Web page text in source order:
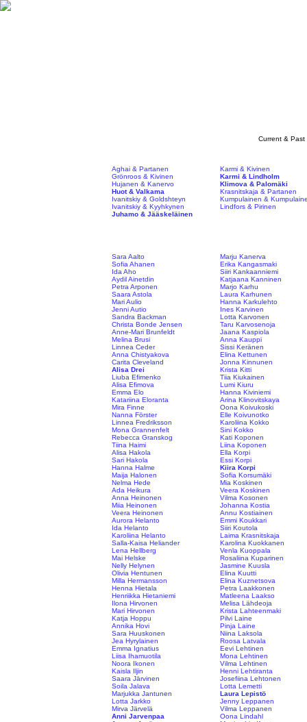
Current &
Aghai & Partanen
Grönroos & Kivinen
Hujanen & Kanervo
Huot & Valkama
Ivanitskiy & Goldshteyn
Ivanitskiy & Kyyhkynen
Juhamo & Jääskeläinen
Karmi & Kivinen
Karmi & Lindholm
Klimova & Palomäki
Krasnitskaja & Partanen
Kumpulainen &
Lindfors & Pirinen
Sara Aalto
Sofia Ahanen
Ida Aho
Aydil Ainetdin
Petra Arponen
Saara Astola
Mari Aulio
Jenni Autio
Sandra Backman
Christa Bonde Jensen
Anne-Mari Brunfeldt
Melina Brusi
Linnea Ceder
Anna Chistyakova
Carita Cleveland
Alisa Drei
Liuba Efimenko
Alisa Efimova
Emma Elo
Katariina Eloranta
Mira Finne
Nanna Förster
Linnea Fredriksson
Mona Grannenfelt
Rebecca Granskog
Tiina Haimi
Alisa Hakola
Sari Hakola
Hanna Halme
Maija Halonen
Nelma Hede
Ada Heikura
Anna Heinonen
Miia Heinonen
Veera Heinonen
Aurora Helanto
Ida Helanto
Karoliina Helanto
Salla-Kaisa Heliander
Lena Hellberg
Mai Helske
Nelly Helynen
Olivia Hentunen
Milla Hermansson
Henna Hietala
Henriikka Hietaniemi
Ilona Hirvonen
Mari Hirvonen
Katja Hoppu
Annika Hovi
Sara Huuskonen
Jea Hyrylainen
Emma Ignatius
Liisa Ihamuotila
Noora Ikonen
Kaisla Iljin
Saara Järvinen
Soila Jalava
Marjukka Jantunen
Lotta Jarkko
Mirva Järvelä
Anni Jarvenpaa
Marju Kanerva
Erika Kangasmaki
Siiri Kankaanniemi
Katjaana Kanninen
Marjo Karhu
Laura Karhunen
Hanna Karkulehto
Ines Karvinen
Lotta Karvonen
Taru Karvosenoja
Jaana Kaspiola
Anna Kauppi
Sissi Keränen
Elina Kettunen
Jonna Kinnunen
Krista Kitti
Tiia Kiukainen
Lumi Kiuru
Hanna Kiviniemi
Arina Klinovitskaya
Oona Koivukoski
Elle Koivunotko
Karoliina Kokko
Sini Kokko
Kati Koponen
Liina Koponen
Ella Korpi
Essi Korpi
Kiira Korpi
Sofia Korsumäki
Mia Koskinen
Veera Koskinen
Vilma Kosonen
Johanna Kostia
Annu Kostiainen
Emmi Koukkari
Siiri Koutola
Laima Krasnitskaja
Karolina Kuokkanen
Venla Kuoppala
Rosaliina Kuparinen
Jasmine Kuusla
Elina Kuutti
Elina Kuznetsova
Petra Laakkonen
Matleena Laakso
Melisa Lähdeoja
Krista Lahteenmaki
Pilvi Laine
Pinja Laine
Niina Laksola
Roosa Latvala
Eevi Lehtinen
Mona Lehtinen
Vilma Lehtinen
Henni Lehtiranta
Josefiina Lehtonen
Lotta Lemetti
Laura Lepistö
Jenny Leppanen
Vilma Leppanen
Oona Lindahl